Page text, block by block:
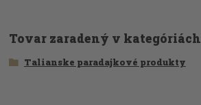
Tovar zaradený v kategóriách
Talianske paradajkové produkty